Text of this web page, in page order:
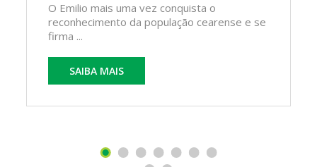
O Emilio mais uma vez conquista o
reconhecimento da população cearense e se
firma ...
SAIBA MAIS